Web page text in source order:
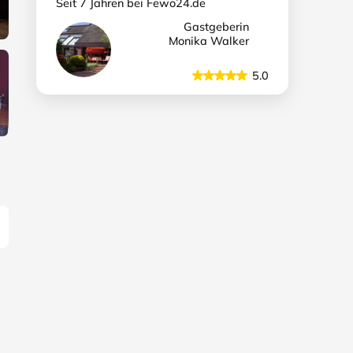
Seit 7 Jahren bei Fewo24.de
Gastgeberin
Monika Walker
5.0